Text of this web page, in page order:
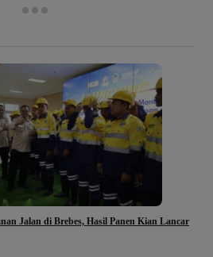
Jalan di Brebes, Hasil Panen Kian Lancar